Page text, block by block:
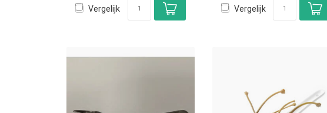
Vergelijk Vergelijk